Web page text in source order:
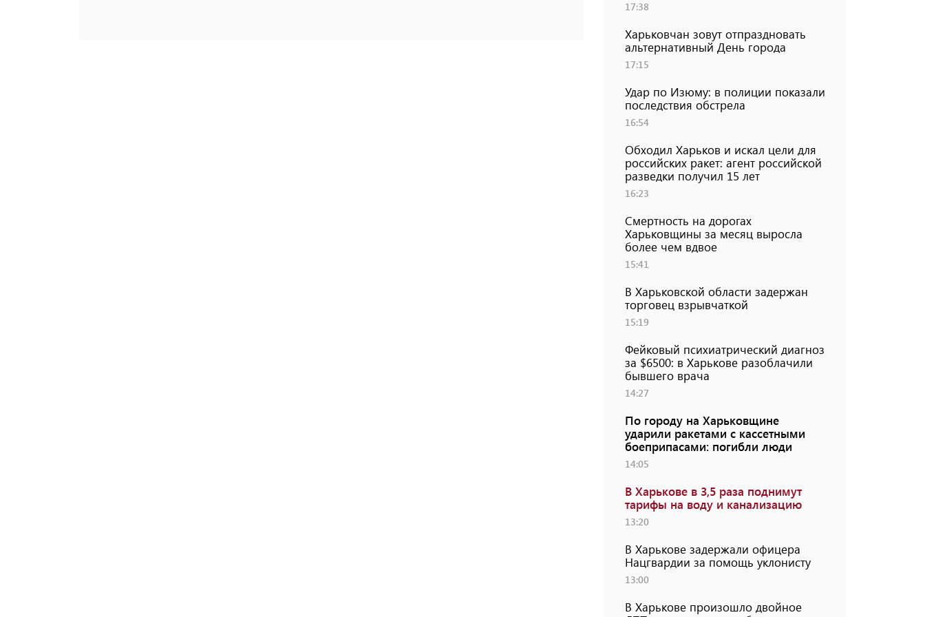
17:38
Харьковчан зовут отпраздновать
альтернативный День города
17:15
Удар по Изюму: в полиции показали
последствия обстрела
16:54
Обходил Харьков и искал цели для
российских ракет: агент российской
разведки получил 15 лет
16:23
Смертность на дорогах
Харьковщины за месяц выросла
более чем вдвое
15:41
В Харьковской области задержан
торговец взрывчаткой
15:19
Фейковый психиатрический диагноз
за $6500: в Харькове разоблачили
бывшего врача
14:27
По городу на Харьковщине
ударили ракетами с кассетными
боеприпасами: погибли люди
14:05
В Харькове в 3,5 раза поднимут
тарифы на воду и канализацию
13:20
В Харькове задержали офицера
Нацгвардии за помощь уклонисту
13:00
В Харькове произошло двойное